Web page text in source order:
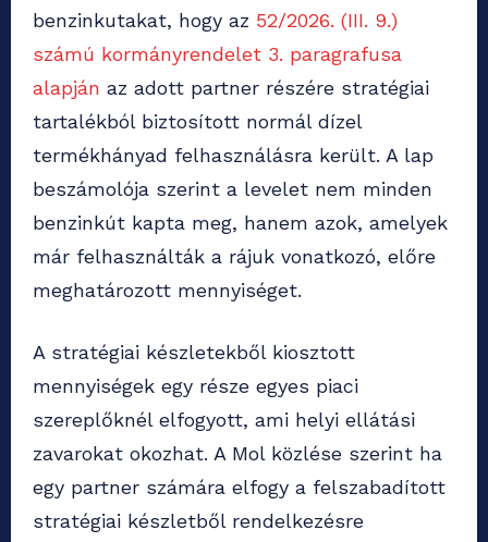
benzinkutakat, hogy az 52/2026. (III. 9.)
számú kormányrendelet 3. paragrafusa
alapján az adott partner részére stratégiai
tartalékból biztosított normál dízel
termékhányad felhasználásra került. A lap
beszámolója szerint a levelet nem minden
benzinkút kapta meg, hanem azok, amelyek
már felhasználták a rájuk vonatkozó, előre
meghatározott mennyiséget.
A stratégiai készletekből kiosztott
mennyiségek egy része egyes piaci
szereplőknél elfogyott, ami helyi ellátási
zavarokat okozhat. A Mol közlése szerint ha
egy partner számára elfogy a felszabadított
stratégiai készletből rendelkezésre